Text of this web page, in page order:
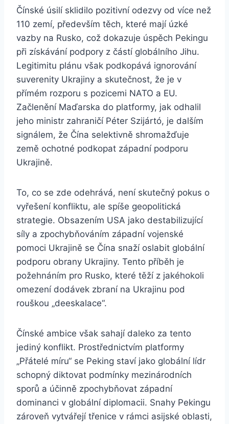
Čínské úsilí sklidilo pozitivní odezvy od více než
110 zemí, především těch, které mají úzké
vazby na Rusko, což dokazuje úspěch Pekingu
při získávání podpory z částí globálního Jihu.
Legitimitu plánu však podkopává ignorování
suverenity Ukrajiny a skutečnost, že je v
přímém rozporu s pozicemi NATO a EU.
Začlenění Maďarska do platformy, jak odhalil
jeho ministr zahraničí Péter Szijártó, je dalším
signálem, že Čína selektivně shromažďuje
země ochotné podkopat západní podporu
Ukrajině.
To, co se zde odehrává, není skutečný pokus o
vyřešení konfliktu, ale spíše geopolitická
strategie. Obsazením USA jako destabilizující
síly a zpochybňováním západní vojenské
pomoci Ukrajině se Čína snaží oslabit globální
podporu obrany Ukrajiny. Tento příběh je
požehnáním pro Rusko, které těží z jakéhokoli
omezení dodávek zbraní na Ukrajinu pod
rouškou „deeskalace“.
Čínské ambice však sahají daleko za tento
jediný konflikt. Prostřednictvím platformy
„Přátelé míru“ se Peking staví jako globální lídr
schopný diktovat podmínky mezinárodních
sporů a účinně zpochybňovat západní
dominanci v globální diplomacii. Snahy Pekingu
zároveň vytvářejí třenice v rámci asijské oblasti,